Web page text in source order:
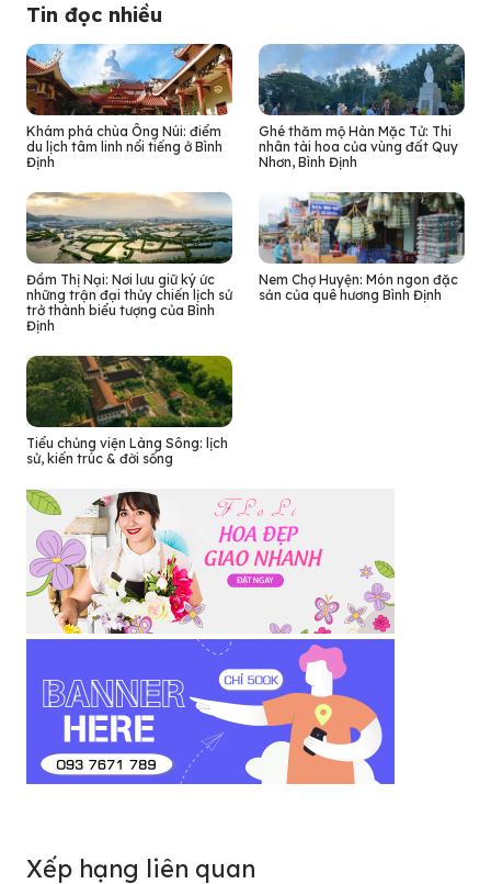
Tin đọc nhiều
Khám phá chùa Ông Núi: điểm
du lịch tâm linh nổi tiếng ở Bình
Định
Ghé thăm mộ Hàn Mặc Tử: Thi
nhân tài hoa của vùng đất Quy
Nhơn, Bình Định
Đầm Thị Nại: Nơi lưu giữ ký ức
những trận đại thủy chiến lịch sử
trở thành biểu tượng của Bình
Định
Nem Chợ Huyện: Món ngon đặc
sản của quê hương Bình Định
Tiểu chủng viện Làng Sông: lịch
sử, kiến trúc & đời sống
Xếp hạng liên quan